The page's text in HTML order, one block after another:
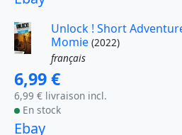
Unlock ! Short
Momie (2022)
français
6,99 €
6,99 € livraison incl.
En stock
Ebay